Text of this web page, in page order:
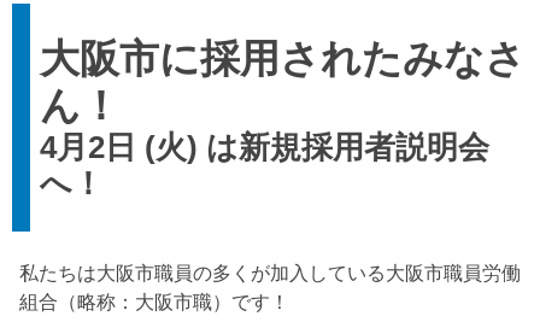
大阪市に採用されたみなさ
ん！
4月2日 (火) は新規採用者説明会
へ！
私たちは大阪市職員の多くが加入している大阪市職員労働
組合（略称：大阪市職）です！